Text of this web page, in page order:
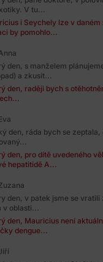
V tu...
i Seychely lze v
by pomohlo...
den, s manželem
a zkusit...
den, raději bych s
den, ráda bych se
den, pro dítě uvedeného
hepatitidě A...
den, v patek jsme se
v oblasti...
den, Mauricius není
dengue...